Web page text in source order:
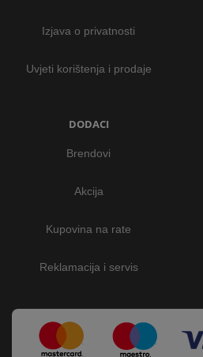
Izjava o privatnosti
Uvjeti korištenja i prodaje
DODACI
Brendovi
Akcija
Kupovina na rate
Reklamacija i servis